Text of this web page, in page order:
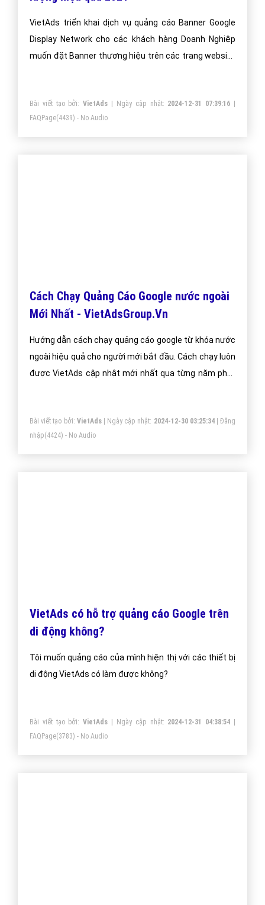
VietAds triển khai dịch vụ quảng cáo Banner Google
Display Network cho các khách hàng Doanh Nghiệp
muốn đặt Banner thương hiệu trên các trang website
Bài viết tạo bởi:VietAds | Ngày cập nhật: 2024-12-31 07:39:16
FAQPage(4439) - No Audio
Cách Chạy Quảng Cáo Google nước ngoài
Mới Nhất - VietAdsGroup.Vn
Hướng dẫn cách chạy quảng cáo google từ khóa nước
ngoài hiệu quả cho người mới bắt đầu. Cách chạy luôn
được VietAds cập nhật mới nhất qua từng năm phát
Bài viết tạo bởi: VietAds| Ngày cập nhật: 2024-12-30 03:25:34|Đăng
nhập(4424) - No Audio
VietAds có hỗ trợ quảng cáo Google trên
di động không?
Tôi muốn quảng cáo của mình hiện thị với các thiết bị
di động VietAds có làm được không?
Bài viết tạo bởi:VietAds | Ngày cập nhật: 2024-12-31 04:38:54
FAQPage(3783) - No Audio